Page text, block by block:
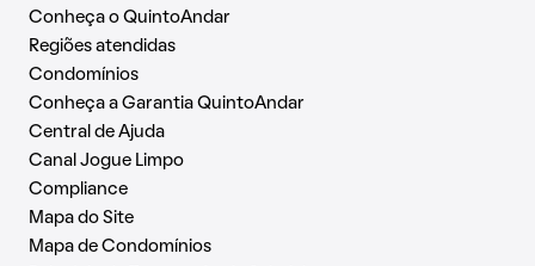
Conheça o QuintoAndar
Regiões atendidas
Condomínios
Conheça a Garantia QuintoAndar
Central de Ajuda
Canal Jogue Limpo
Compliance
Mapa do Site
Mapa de Condomínios